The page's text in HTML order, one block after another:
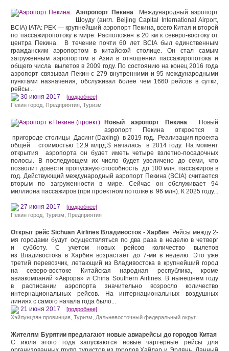
Аэпропорт ПекинаМеждународный аэропорт
Шоуду (англ. Beijing Capital International Airport,
BCIA) IATA: PEK — крупнейший аэропорт Пекина, всего Китая и второй
по пассажиропотоку в мире. Расположен в 20 км к северо-востоку от
центра Пекина. В течение почти 60 лет BCIA был единственным
гражданским аэропортом в китайской столице. Он стал самым
загруженным аэропортом в Азии в отношении пассажиропотока и
общего числа вылетов в 2009 году. По состоянию на конец 2016 года
аэропорт связывал Пекин с 279 внутренними и 95 международными
пунктами назначения, обслуживал более чем 1660 рейсов в сутки,
рейсы...
30 июня 2017 [подробнее]
Пекин город Предприятия Туризм
Новый аэропорт ПекинаНовый
аэропорт Пекина откроется в
пригороде столицы Дасинг (Daxing) в 2019 год. Реализация проекта
общей стоимостью 12,9 млрд.$ началась в 2014 году. На момент
открытия аэропорта он будет иметь четыре взлетно-посадочных
полосы. В последующем их число будет увеличено до семи, что
позволит довести пропускную способность до 100 млн. пассажиров в
год. Действующий международный аэропорт Пекина (BCIA) считается
вторым по загруженности в мире. Сейчас он обслуживает 94
миллиона пассажиров (при проектном потолке в 96 млн). К 2025 году...
27 июня 2017 [подробнее]
Пекин город Туризм Предприятия
Открыт рейс Sichuan Airlines Владивосток - Харбин Рейсы между 2-
мя городами будут осуществляться по два раза в неделю в четверг
и субботу. С учетом новых рейсов количество вылетов
из Владивостока в Харбин возрастает до 7-ми в неделю. Это уже
третий перевозчик, летающий из Владивостока в крупнейший город
на северо-востоке Китайская народная республика, кроме
авиакомпаний «Аврора» и China Southern Airlines. В нынешнем году
в расписании аэропорта значительно возросло количество
интернациональных рейсов. На интернациональных воздушных
линиях с самого начала года было...
21 июня 2017 [подробнее]
Хэйлунцзян провинция Туризм Дальневосточный федеральный округ
Жителям Бурятии предлагают новые авиарейсы до городов Китая
С июля этого года запускаются новые чартерные рейсы для